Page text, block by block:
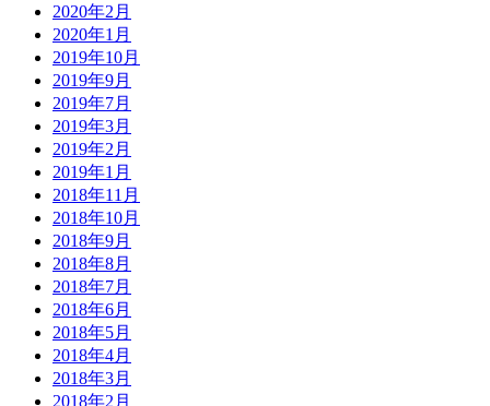
2020年2月
2020年1月
2019年10月
2019年9月
2019年7月
2019年3月
2019年2月
2019年1月
2018年11月
2018年10月
2018年9月
2018年8月
2018年7月
2018年6月
2018年5月
2018年4月
2018年3月
2018年2月